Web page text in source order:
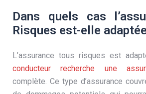
Dans quels cas
Risques est-elle
L’assurance tous risques est
conducteur recherche une
complète. Ce type d’assurance